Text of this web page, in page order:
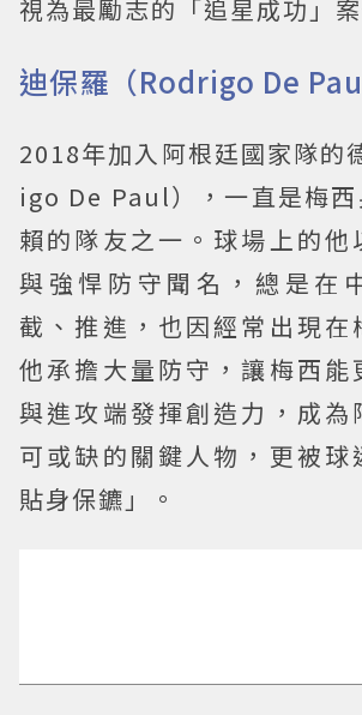
視為最勵志的「追星成功」
迪保羅（Rodrigo De Paul
2018年加入阿根廷國家隊的
igo De Paul），一直是梅西
賴的隊友之一。球場上的他
與強悍防守聞名，總是在
截、推進，也因經常出現在
他承擔大量防守，讓梅西能
與進攻端發揮創造力，成為
可或缺的關鍵人物，更被球
貼身保鑣」。